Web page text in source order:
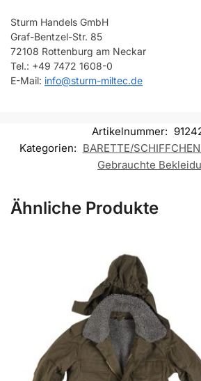
Sturm Handels GmbH
Graf-Bentzel-Str. 85
72108 Rottenburg am Neckar
Tel.: +49 7472 1608-0
E-Mail: info@sturm-miltec.de
Artikelnummer:
Kategorien: BARETTE/
Gebrauchte
Ähnliche Produkte